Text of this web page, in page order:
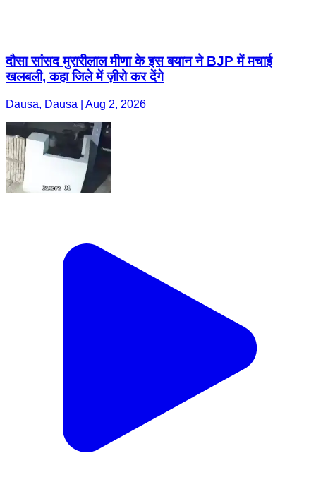
दौसा सांसद मुरारीलाल मीणा के इस बयान ने BJP में मचाई
खलबली, कहा जिले में ज़ीरो कर देंगे
Dausa, Dausa | Aug 2, 2026